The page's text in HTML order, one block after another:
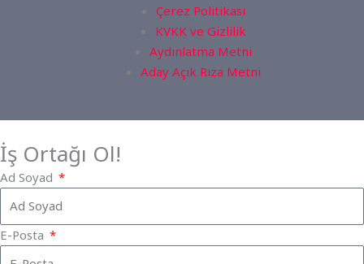
Çerez Politikası
KVKK ve Gizlilik
Aydınlatma Metni
Aday Açık Rıza Metni
İş Ortağı Ol!
Ad Soyad
E-Posta